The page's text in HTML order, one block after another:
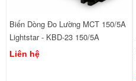
Biến Dòng Đo Lường MCT 150/5A
Lightstar - KBD-23 150/5A
Liên hệ